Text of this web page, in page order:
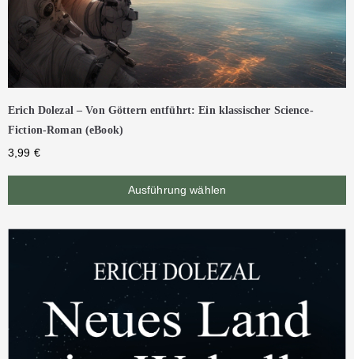
Erich Dolezal – Von Göttern entführt: Ein klassischer Science-
Fiction-Roman (eBook)
3,99 €
Ausführung wählen